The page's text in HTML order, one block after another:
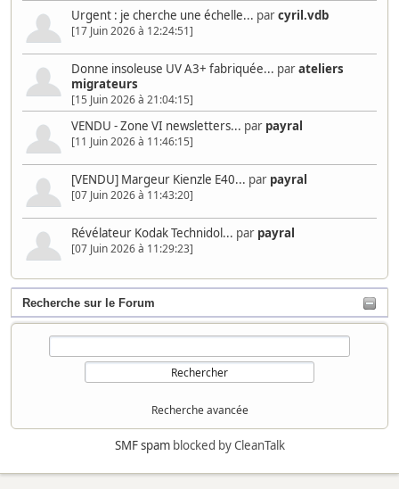
Urgent : je cherche une échelle... parcyril.vdb
[17 Juin 2026 à 12:24:51]
Donne insoleuse UV A3+ fabriquée... parateliers
migrateurs
[15 Juin 2026 à 21:04:15]
VENDU - Zone VI newsletters... par payral
[11 Juin 2026 à 11:46:15]
[VENDU] Margeur Kienzle E40... par payral
[07 Juin 2026 à 11:43:20]
Révélateur Kodak Technidol... par payral
[07 Juin 2026 à 11:29:23]
Recherche sur le Forum
Recherche avancée
SMF spamblocked by CleanTalk